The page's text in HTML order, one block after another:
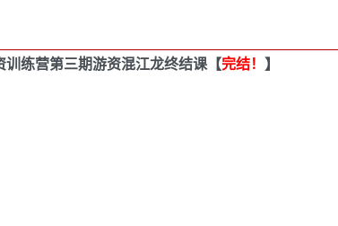
练营第三期游资混江龙终结课【完结！ 】